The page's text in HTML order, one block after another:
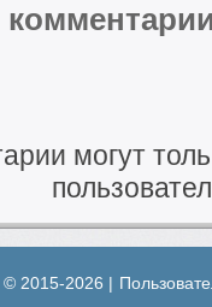
могут
2015-2026 |